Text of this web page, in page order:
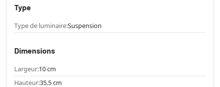
Type
Type de luminaire:Suspension
Dimensions
Largeur:10 cm
Hauteur:35.5 cm